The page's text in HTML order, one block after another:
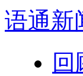
语通新